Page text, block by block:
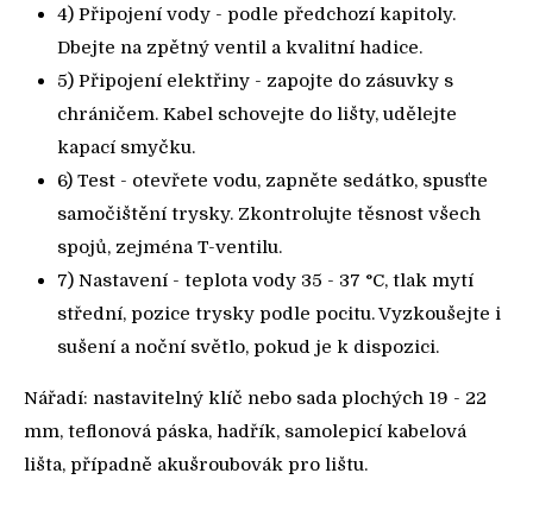
4) Připojení vody - podle předchozí kapitoly.
Dbejte na zpětný ventil a kvalitní hadice.
5) Připojení elektřiny - zapojte do zásuvky s
chráničem. Kabel schovejte do lišty, udělejte
kapací smyčku.
6) Test - otevřete vodu, zapněte sedátko, spusťte
samočištění trysky. Zkontrolujte těsnost všech
spojů, zejména T-ventilu.
7) Nastavení - teplota vody 35 - 37 °C, tlak mytí
střední, pozice trysky podle pocitu. Vyzkoušejte i
sušení a noční světlo, pokud je k dispozici.
Nářadí: nastavitelný klíč nebo sada plochých 19 - 22
mm, teflonová páska, hadřík, samolepicí kabelová
lišta, případně akušroubovák pro lištu.